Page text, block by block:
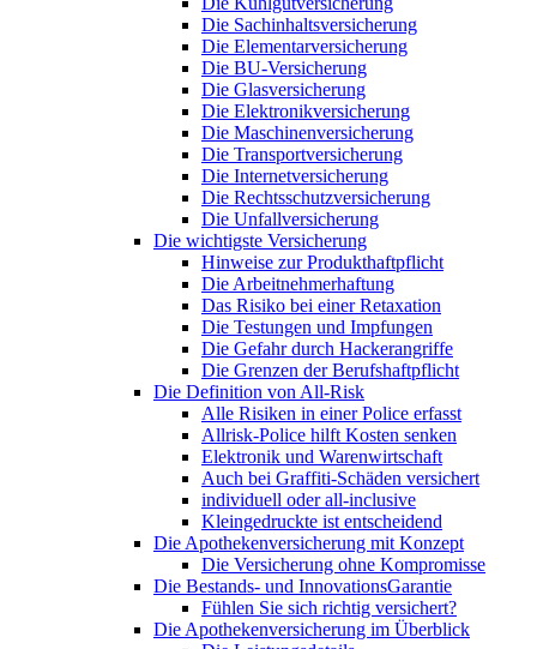
Die Sachinhaltsversicherung
Die Elementarversicherung
Die BU-Versicherung
Die Glasversicherung
Die Elektronikversicherung
Die Maschinenversicherung
Die Transportversicherung
Die Internetversicherung
Die Rechtsschutzversicherung
Die Unfallversicherung
Die wichtigste Versicherung
Hinweise zur Produkthaftpflicht
Die Arbeitnehmerhaftung
Das Risiko bei einer Retaxation
Die Testungen und Impfungen
Die Gefahr durch Hackerangriffe
Die Grenzen der Berufshaftpflicht
Die Definition von All-Risk
Alle Risiken in einer Police erfasst
Allrisk-Police hilft Kosten senken
Elektronik und Warenwirtschaft
Auch bei Graffiti-Schäden versichert
individuell oder all-inclusive
Kleingedruckte ist entscheidend
Die Apothekenversicherung mit Konzept
Die Versicherung ohne Kompromisse
Die Bestands- und InnovationsGarantie
Fühlen Sie sich richtig versichert?
Die Apothekenversicherung im Überblick